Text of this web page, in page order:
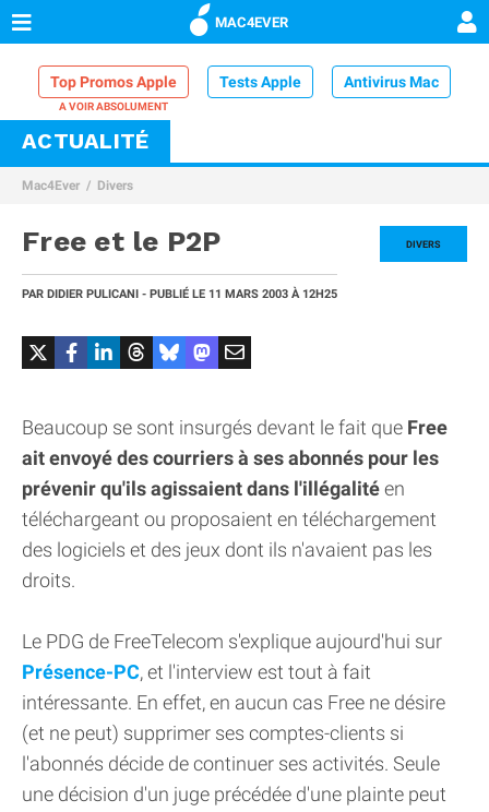
MAC4EVER
Top Promos Apple Tests Apple Antivirus Mac
VPN Mac
Comparatif iPhone
ACTUALITÉ
Mac4Ever Divers
DIVERS
Free et le P2P
PAR DIDIER PULICANI - PUBLIÉ LE 11 MARS 2003 À 12H25
Beaucoup se sont insurgés devant le fait que Free
ait envoyé des courriers à ses abonnés pour les
prévenir qu'ils agissaient dans l'illégalitéen
téléchargeant ou proposaient en téléchargement
des logiciels et des jeux dont ils n'avaient pas les
droits.
Le PDG de FreeTelecom s'explique aujourd'hui sur
Présence-PC, et l'interview est tout à fait
intéressante. En effet, en aucun cas Free ne désire
(et ne peut) supprimer ses comptes-clients si
l'abonnés décide de continuer ses activités. Seule
une décision d'un juge précédée d'une plainte peut